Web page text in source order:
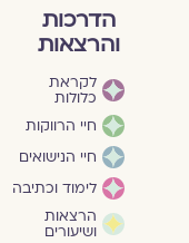
הדרכות
והרצאות
לקראת
כלולות
חיי הרווקות
חיי הנישואים
לימוד וכתיבה
הרצאות
ושיעורים